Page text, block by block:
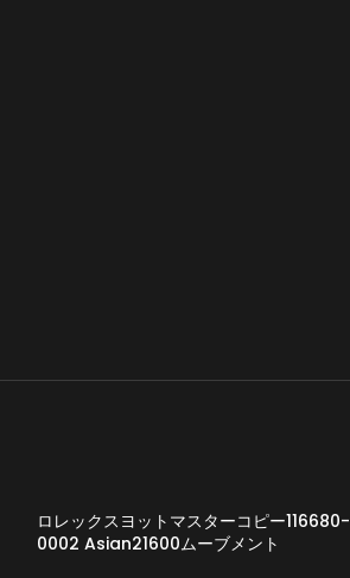
ロレックスヨットマスターコピー116680-
0002 Asian21600ムーブメント